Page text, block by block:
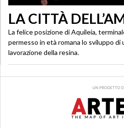
LA CITTÀ
La felice posizione di Aquileia,
permesso in età romana lo sviluppo
lavorazione della resina.
UN PROGETTO